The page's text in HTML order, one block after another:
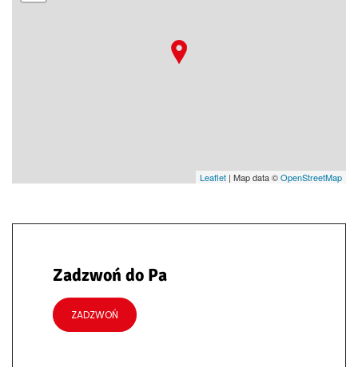
Leaflet | Map data ©OpenStreetMap
Zadzwoń do Pa
ZADZWOŃ